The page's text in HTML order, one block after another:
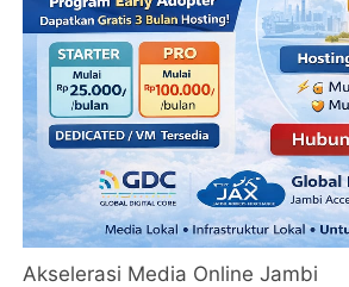
Akselerasi Media Online Jambi